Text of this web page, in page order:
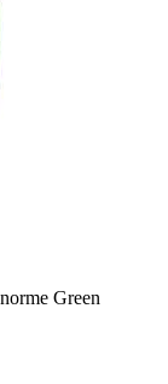
Green